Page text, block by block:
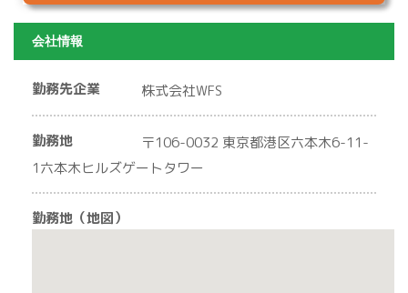
会社情報
勤務先企業 株式会社WFS
勤務地
〒106-0032 東京都港区六本木6-11-
1六本木ヒルズゲートタワー
勤務地（地図）